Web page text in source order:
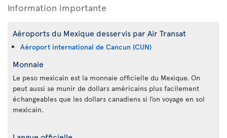
Information importante
Aéroports du Mexique desservis par Air Transat
Aéroport international de Cancun (CUN)
Monnaie
Le peso mexicain est la monnaie officielle du Mexique. On
peut aussi se munir de dollars américains plus facilement
échangeables que les dollars canadiens si l’on voyage en sol
mexicain.